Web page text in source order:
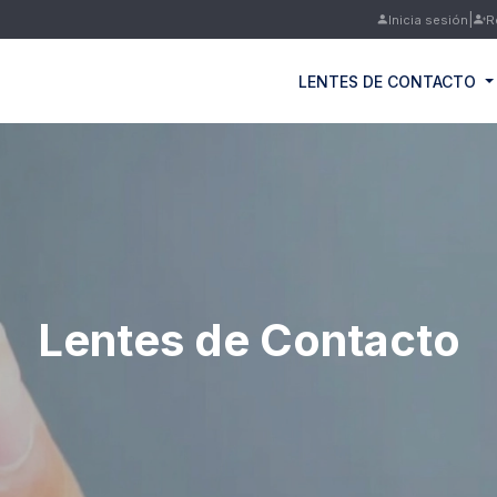
Inicia sesión |
LENTES DE CONTACTO
Lentes de Contacto